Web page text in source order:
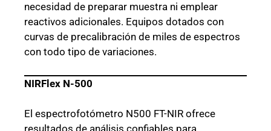
necesidad de preparar muestra ni emplear
reactivos adicionales. Equipos dotados con
curvas de precalibración de miles de espectros
con todo tipo de variaciones.
NIRFlex N-500
El espectrofotómetro N500 FT-NIR ofrece